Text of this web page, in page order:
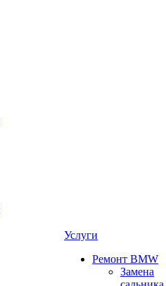
Услуги
Ремонт BMW
Замена